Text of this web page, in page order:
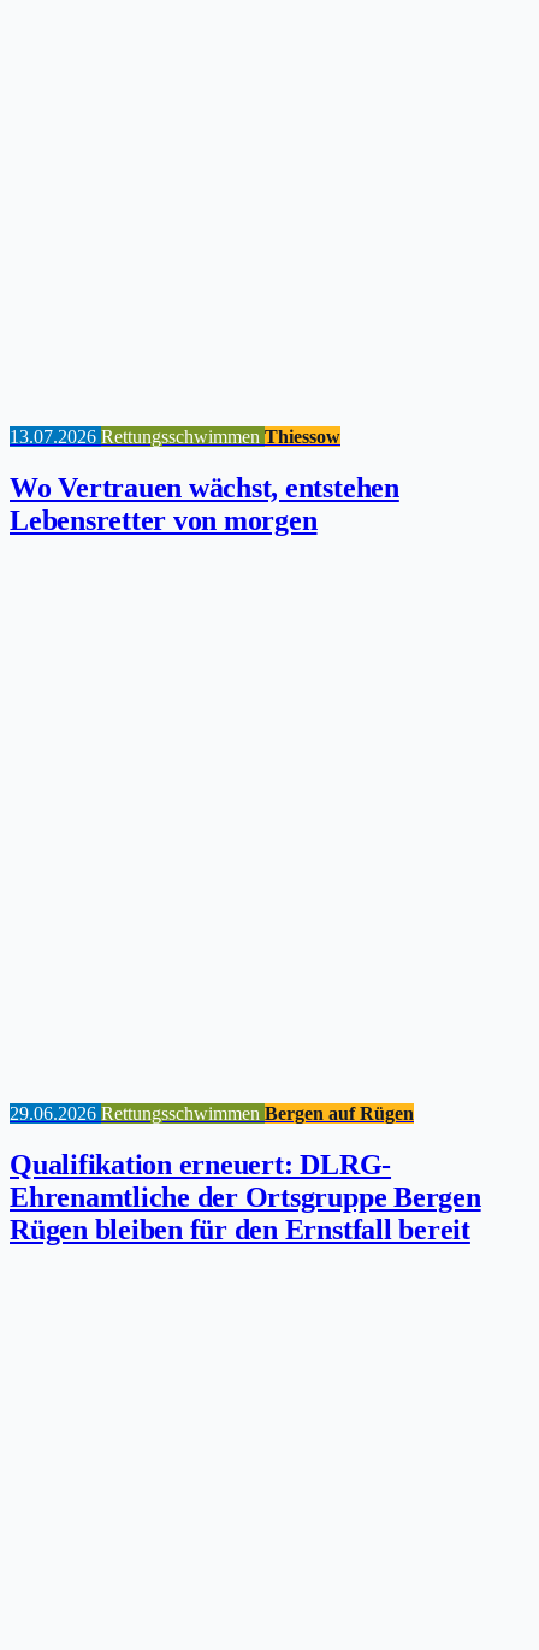
13.07.2026 Rettungsschwimmen Thiessow
Wo Vertrauen wächst, entstehen
Lebensretter von morgen
29.06.2026 Rettungsschwimmen Bergen auf Rügen
Qualifikation erneuert: DLRG-
Ehrenamtliche der Ortsgruppe Bergen
Rügen bleiben für den Ernstfall bereit